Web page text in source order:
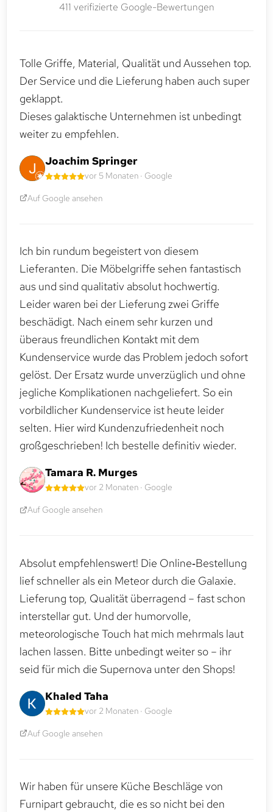
411 verifizierte Google-Bewertungen
Tolle Griffe, Material, Qualität und Aussehen top.
Der Service und die Lieferung haben auch super
geklappt.
Dieses galaktische Unternehmen ist unbedingt
weiter zu empfehlen.
Joachim Springer
vor 5 Monaten · Google
Auf Google ansehen
Ich bin rundum begeistert von diesem
Lieferanten. Die Möbelgriffe sehen fantastisch
aus und sind qualitativ absolut hochwertig.
Leider waren bei der Lieferung zwei Griffe
beschädigt. Nach einem sehr kurzen und
überaus freundlichen Kontakt mit dem
Kundenservice wurde das Problem jedoch sofort
gelöst. Der Ersatz wurde unverzüglich und ohne
jegliche Komplikationen nachgeliefert. So ein
vorbildlicher Kundenservice ist heute leider
selten. Hier wird Kundenzufriedenheit noch
großgeschrieben! Ich bestelle definitiv wieder.
Tamara R. Murges
vor 2 Monaten · Google
Auf Google ansehen
Absolut empfehlenswert! Die Online‑Bestellung
lief schneller als ein Meteor durch die Galaxie.
Lieferung top, Qualität überragend – fast schon
interstellar gut. Und der humorvolle,
meteorologische Touch hat mich mehrmals laut
lachen lassen. Bitte unbedingt weiter so – ihr
seid für mich die Supernova unter den Shops!
Khaled Taha
vor 2 Monaten · Google
Auf Google ansehen
Wir haben für unsere Küche Beschläge von
Furnipart gebraucht, die es so nicht bei den